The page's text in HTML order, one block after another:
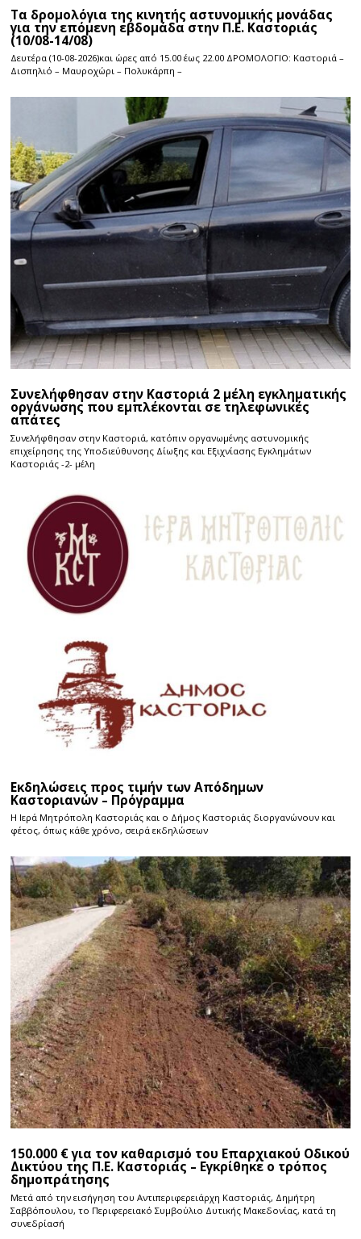
Τα δρομολόγια της κινητής αστυνομικής μονάδας
για την επόμενη εβδομάδα στην Π.Ε. Καστοριάς
(10/08-14/08)
Δευτέρα (10-08-2026)και ώρες από 15.00 έως 22.00 ΔΡΟΜΟΛΟΓΙΟ: Καστοριά –
Δισπηλιό – Μαυροχώρι – Πολυκάρπη –
Συνελήφθησαν στην Καστοριά 2 μέλη εγκληματικής
οργάνωσης που εμπλέκονται σε τηλεφωνικές
απάτες
Συνελήφθησαν στην Καστοριά, κατόπιν οργανωμένης αστυνομικής
επιχείρησης της Υποδιεύθυνσης Δίωξης και Εξιχνίασης Εγκλημάτων
Καστοριάς -2- μέλη
Εκδηλώσεις προς τιμήν των Απόδημων
Καστοριανών – Πρόγραμμα
Η Ιερά Μητρόπολη Καστοριάς και ο Δήμος Καστοριάς διοργανώνουν και
φέτος, όπως κάθε χρόνο, σειρά εκδηλώσεων
150.000 € για τον καθαρισμό του Επαρχιακού Οδικού
Δικτύου της Π.Ε. Καστοριάς – Εγκρίθηκε ο τρόπος
δημοπράτησης
Μετά από την εισήγηση του Αντιπεριφερειάρχη Καστοριάς, Δημήτρη
Σαββόπουλου, το Περιφερειακό Συμβούλιο Δυτικής Μακεδονίας, κατά τη
συνεδρίασή